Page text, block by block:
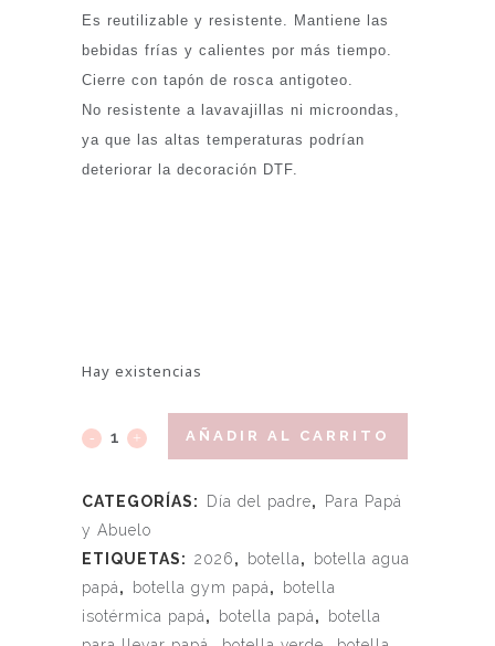
Es reutilizable y resistente. Mantiene las
bebidas frías y calientes por más tiempo.
Cierre con tapón de rosca antigoteo.
No resistente a lavavajillas ni microondas,
ya que las altas temperaturas podrían
deteriorar la decoración DTF.
Hay existencias
AÑADIR AL CARRITO
CATEGORÍAS: Día del padre,
Para Papá
y Abuelo
ETIQUETAS: 2026, botella,
botella agua
papá, botella gym papá,
botella
isotérmica papá, botella papá,
botella